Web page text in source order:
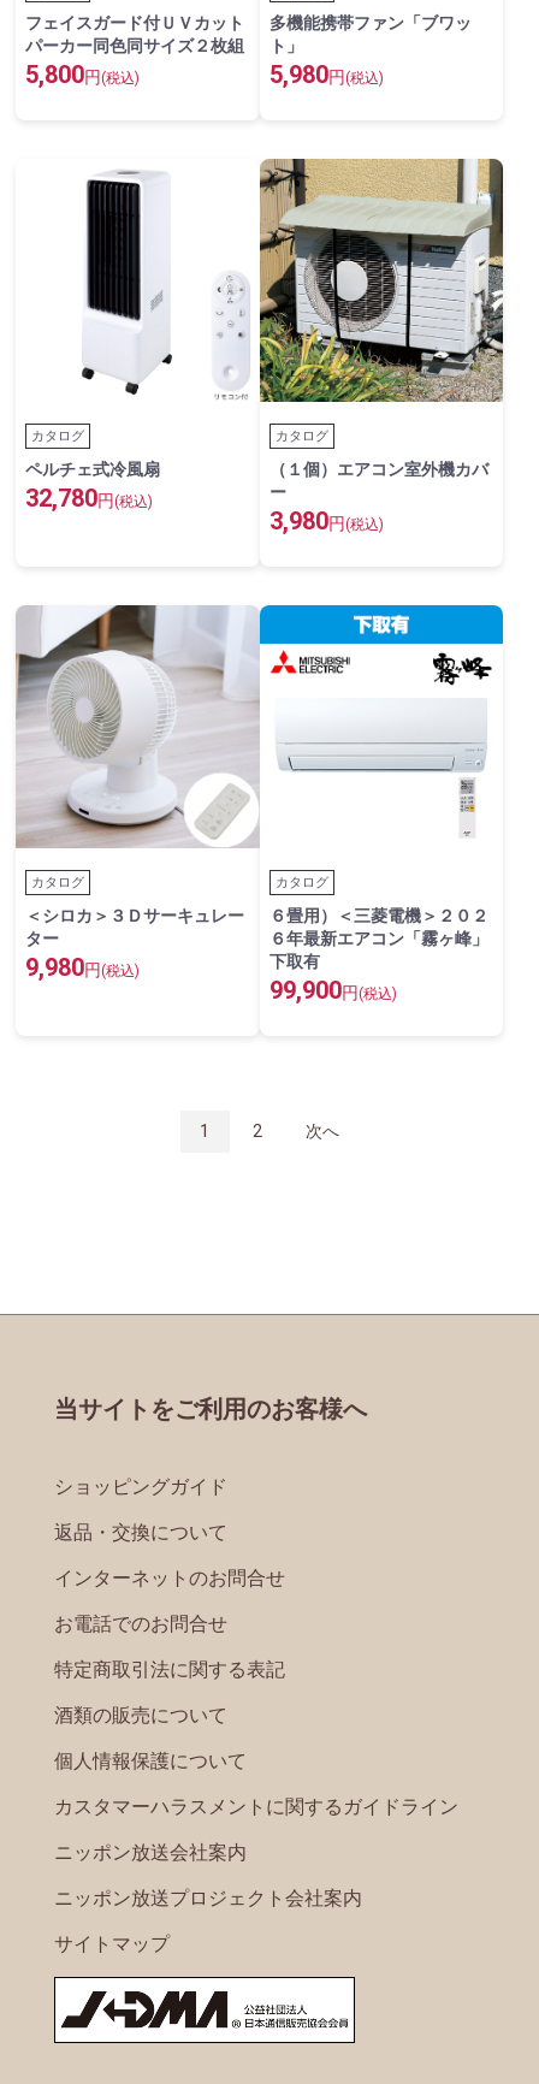
フェイスガード付ＵＶカット
パーカー同色同サイズ２枚組
5,800円 (税込)
多機能携帯ファン「ブワッ
ト」
5,980円 (税込)
カタログ
ペルチェ式冷風扇
32,780円 (税込)
カタログ
（１個）エアコン室外機カバ
ー
3,980円 (税込)
カタログ
＜シロカ＞３Ｄサーキュレー
ター
9,980円 (税込)
カタログ
６畳用）＜三菱電機＞２０２
６年最新エアコン「霧ヶ峰」
下取有
99,900円 (税込)
1 2 次へ
当サイトをご利用のお客様へ
ショッピングガイド
返品・交換について
インターネットのお問合せ
お電話でのお問合せ
特定商取引法に関する表記
酒類の販売について
個人情報保護について
カスタマーハラスメントに関するガイドライン
ニッポン放送会社案内
ニッポン放送プロジェクト会社案内
サイトマップ